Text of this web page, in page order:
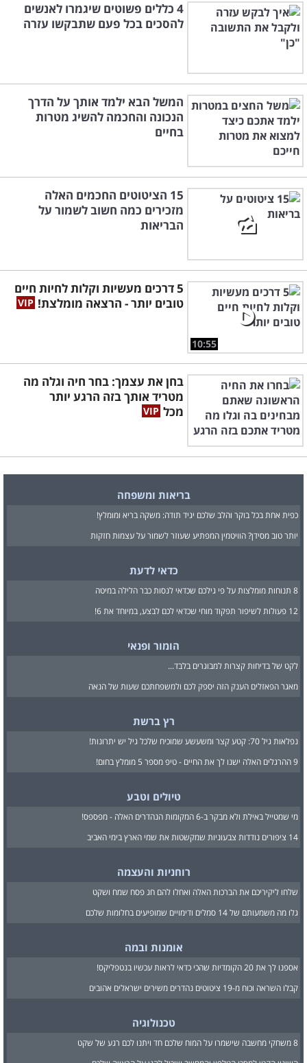
4 כללים פשוטים שיגמרו לאנשים
להסכים בכל פעם שתבקשו עזרה
המשל הבא ילמד אותך על הדרך
הנכונה והחכמה להשיג מטרות
בחיים
15 הציטוטים החכמים האלה
מזכירים כמה חשוב לשמור על
הבריאות
10:55
5 דרכים מעשיות וקלות לחיות חיים
טובים יותר - הרצאה מומלצת!
בחן את עצמך: בחר חיה וגלה מה
מטריד אותך בזה הרגע יותר
מכל
בריאות ומשפחה
כפית אחת בכל בוקר והלב שלכם יגיד תודה: משקה בריא ומומלץ!
יותר טוב מסידן? הוויטמין המפתיע שעוזר לשמור על עצמות חזקות
כדאי לדעת
8 תנוחות מומלצות על פי גילכם שכדאי לנסות כבר הלילה במיטה
12 פעולות לשיפור תפקוד מוחי שכדאי לכם לבצע, במיוחד את 6!
הומור ופנאי
לקט של בדיחות קצרות למבוגרים בלבד...
מאגר הפאזלים הענק הזה יספק לכם ולמשפחתכם שעות של הנאה
רץ ברשת
נפלאות גיל 70: קטע קצר ומשעשע שמוכיח שלכל גיל יש יתרונות!
9 ההרגלים האלה ישנו לך את החיים - טיפ מספר 5 מומלץ בחום!
טיולים וטבע
מי שמטייל באילת ולא מבקר ב-6 המקומות הנהדרים האלה - מפספס!
14 ציפורים נודדות צבעוניות שמקשטות את שמי הארץ בימי האביב
רוחניות והעצמה
שלחו ליקיריכם את הברכות האלה ואחלו להם חג פסח שמח ושקט
גלו מה משמעותם של 14 סמלים ודימויים שמופיעים בחלומות שלכם
אומנות ובמה
אספנו לך את 20 הקומדיות שהכי כדאי לראות עכשיו בנטפליקס!
קבלו השראה וכוח מ-19 ציטוטים נהדרים משירים ישראלים אהובים
טכנולוגיה
8 משחקי מחשבה שישמרו על המוח שלכם חד ויתנו לכם רגע של שקט